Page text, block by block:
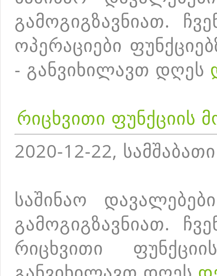
გამოგიგზავნიათ.
ოპერაციები
- განვიხილავთ დღეს
რიცხვითი ფუნქციის
2020-12-22, სამშაბათი
საშინაო
გამოგიგზავნიათ.
რიცხვითი